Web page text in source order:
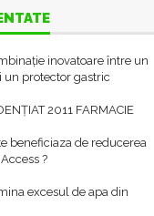
inovatoare între un
protector gastric
2011 FARMACIE
beneficiaza de reducerea
?
excesul de apa din